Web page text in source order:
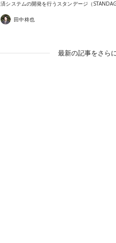
済システムの開発を行うスタンデージ（
田中柊也
最新の記事をさら